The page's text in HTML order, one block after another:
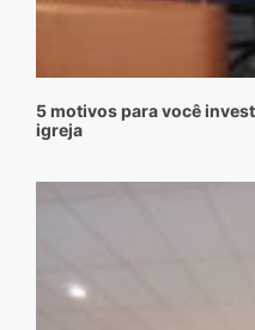
5 motivos para você
igreja